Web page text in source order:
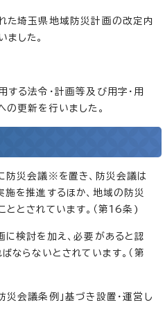
た埼玉県地域防災計画の改定内
した。
る法令・計画等及び用字・用
更新を行いました。
防災会議※を置き、防災会議は
を推進するほか、地域の防災
とされています。（第16条)
検討を加え、必要があると認
ならないとされています。（第
会議条例」基づき設置・運営し